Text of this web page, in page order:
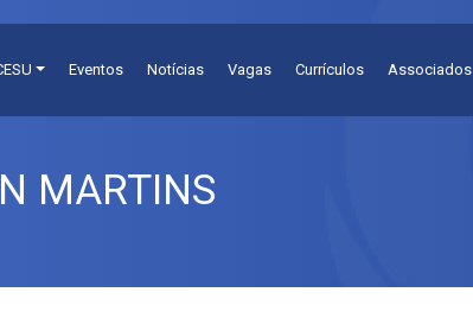
Eventos Notícias Vagas Currículos Associados
MARTINS